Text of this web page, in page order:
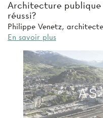
Architecture publique
réussi?
Philippe Venetz,
En savoir plus